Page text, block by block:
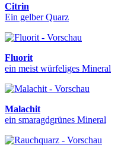
Citrin
Ein gelber Quarz
Fluorit
ein meist würfeliges Mineral
Malachit
ein smaragdgrünes Mineral